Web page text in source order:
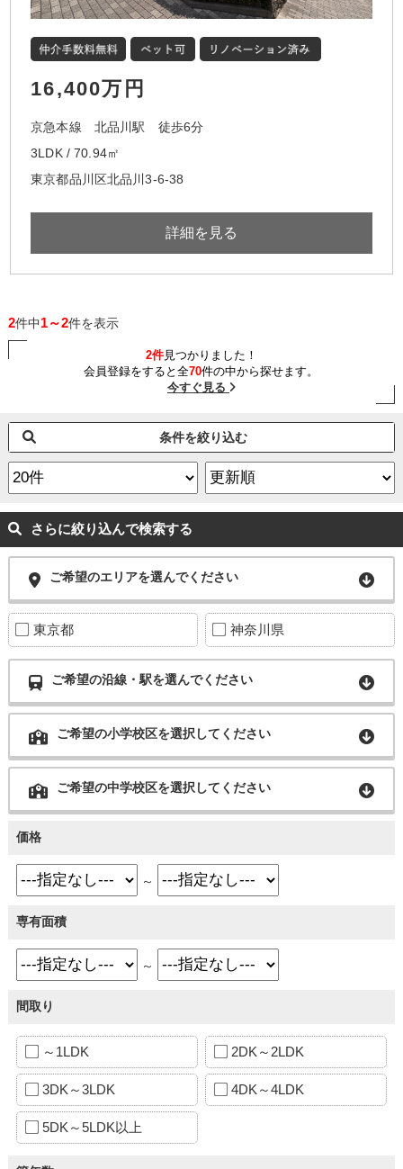
16,400万円
京急本線 北品川駅 徒歩6分
3LDK / 70.94㎡
東京都品川区北品川3-6-38
詳細を見る
2件中1～2件を表示
2件見つかりました！
会員登録をすると全70件の中から探せます。
今すぐ見る
条件を絞り込む
さらに絞り込んで検索する
ご希望のエリアを選んでください
東京都 神奈川県
ご希望の沿線・駅を選んでください
ご希望の小学校区を選択してください
ご希望の中学校区を選択してください
価格
～
専有面積
～
間取り
～1LDK 2DK～2LDK
3DK～3LDK 4DK～4LDK
5DK～5LDK以上